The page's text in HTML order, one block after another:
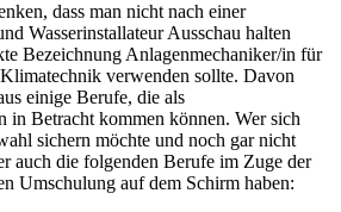
dass man nicht nach einer
Wasserinstallateur Ausschau halten
Bezeichnung Anlagenmechaniker/in für
verwenden sollte. Davon
einige Berufe, die als
in Betracht kommen können. Wer sich
sichern möchte und noch gar nicht
auch die folgenden Berufe im Zuge der
Umschulung auf dem Schirm haben: